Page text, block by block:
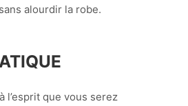
alourdir la robe.
l’esprit que vous serez